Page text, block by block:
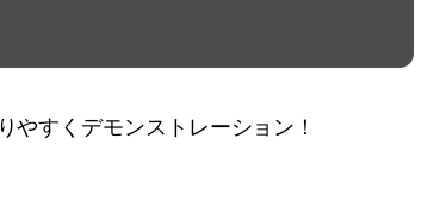
やすくデモンストレーション！